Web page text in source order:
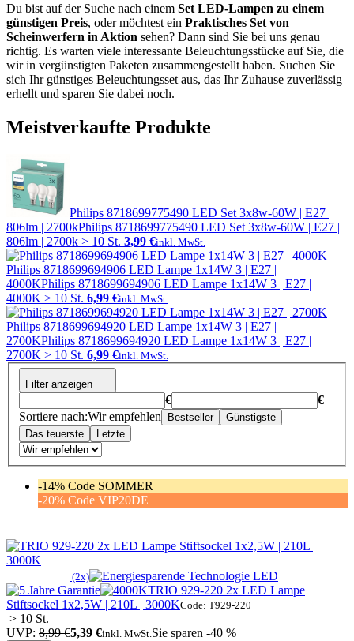
Du bist auf der Suche nach einem Set LED-Lampen zu einem
günstigen Preis, oder möchtest ein Praktisches Set von
Scheinwerfern in Aktion sehen? Dann sind Sie bei uns genau
richtig. Es warten viele interessante Beleuchtungsstücke auf Sie, die
wir in vergünstigten Paketen zusammengestellt haben. Suchen Sie
sich Ihr günstiges Beleuchtungsset aus, das Ihr Zuhause zuverlässig
erhellt und sparen Sie dabei noch.
Meistverkaufte Produkte
Philips 8718699775490 LED Set 3x8w-60W | E27 |
806lm | 2700kPhilips 8718699775490 LED Set 3x8w-60W | E27 |
806lm | 2700k > 10 St. 3,99 €inkl. MwSt.
Philips 8718699694906 LED Lampe 1x14W 3 | E27 |
4000KPhilips 8718699694906 LED Lampe 1x14W 3 | E27 |
4000K > 10 St. 6,99 €inkl. MwSt.
Philips 8718699694920 LED Lampe 1x14W 3 | E27 |
2700KPhilips 8718699694920 LED Lampe 1x14W 3 | E27 |
2700K > 10 St. 6,99 €inkl. MwSt.
Filter anzeigen
€
€
Sortiere nach:Wir empfehlen Bestseller
Günstigste
Das teuerste
Letzte
-14% Code SOMMER
-20% Code VIP20DE
(2x)
TRIO 929-220 2x LED Lampe
Stiftsockel 1x2,5W | 210L | 3000KCode: T929-220
> 10 St.
UVP: 8,99 €5,39 €inkl. MwSt.Sie sparen -40 %